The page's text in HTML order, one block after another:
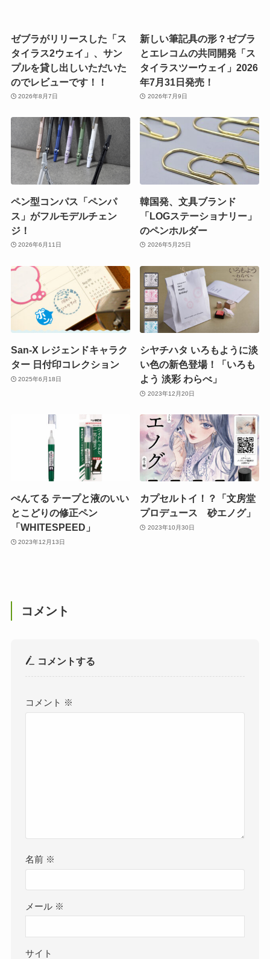
ゼブラがリリースした「ス
タイラス2ウェイ」、サン
プルを貸し出しいただいた
のでレビューです！！
2026年8月7日
新しい筆記具の形？ゼブラ
とエレコムの共同開発「ス
タイラスツーウェイ」2026
年7月31日発売！
2026年7月9日
ペン型コンパス「ペンパ
ス」がフルモデルチェン
ジ！
2026年6月11日
韓国発、文具ブランド
「LOGステーショナリー」
のペンホルダー
2026年5月25日
San-X レジェンドキャラク
ター 日付印コレクション
2025年6月18日
シヤチハタ いろもように淡
い色の新色登場！「いろも
よう 淡彩 わらべ」
2023年12月20日
ぺんてる テープと液のいい
とこどりの修正ペン
「WHITESPEED」
2023年12月13日
カプセルトイ！？「文房堂
プロデュース 砂エノグ」
2023年10月30日
コメント
コメントする
コメント ※
名前 ※
メール ※
サイト